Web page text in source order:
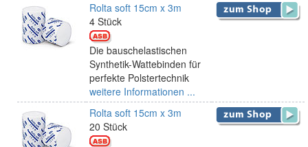
Rolta soft 15cm x 3m
4 Stück
Die bauschelastischen
Synthetik-Wattebinden für
perfekte Polstertechnik
weitere Informationen ...
Rolta soft 15cm x 3m
20 Stück